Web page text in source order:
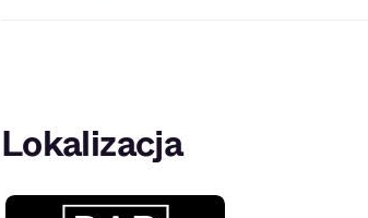
Lokalizacja